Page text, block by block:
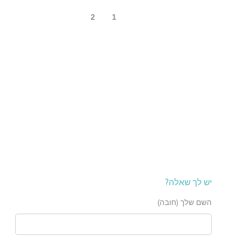
1
2
יש לך שאלה?
השם שלך (חובה)